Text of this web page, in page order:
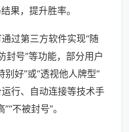
果，提升胜率。
过第三方软件实现“随
封号”等功能，部分用户
好”或“透视他人牌型”
行、自动连接等技术手
不被封号”。